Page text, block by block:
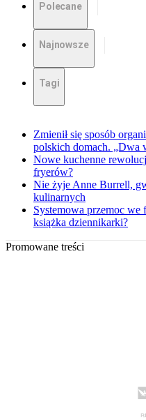
Polecane
Najnowsze
Tagi
Zmienił się sposób
polskich domach. „Dwa
Nowe kuchenne
fryerów?
Nie żyje Anne Burrell,
kulinarnych
Systemowa przemoc we
książka dziennikarki?
Promowane treści